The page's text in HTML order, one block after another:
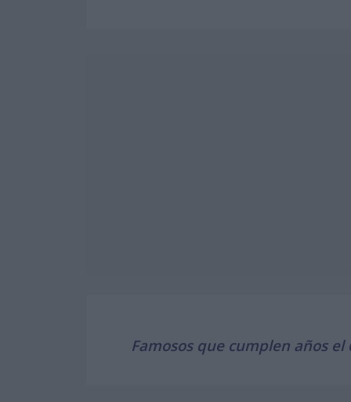
Famosos que cumplen años el